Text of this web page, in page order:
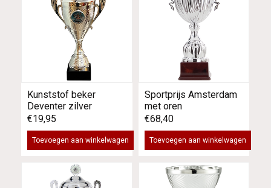
Kunststof beker
Deventer zilver
€19,95
Toevoegen aan winkelwagen
Sportprijs Amsterdam
met oren
€68,40
Toevoegen aan winkelwagen